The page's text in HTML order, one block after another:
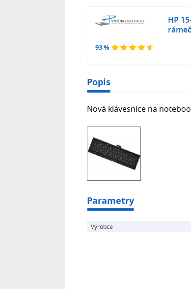
93 %
HP
Popis
Nová klávesnice na
Parametry
Výrobce